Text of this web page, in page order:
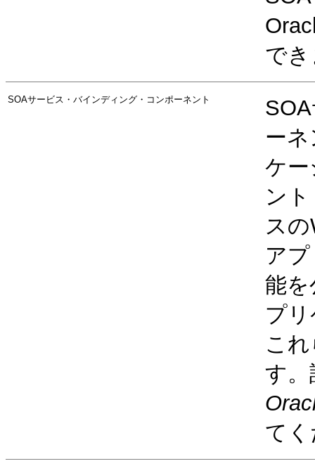
で
SOAサービス・バインディング・コンポーネント
ー
ケ
ン
ス
ア
能を
プ
こ
す。
て